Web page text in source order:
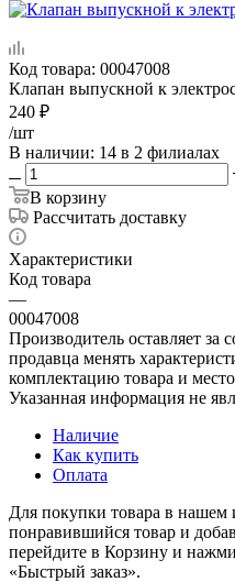
Код товара: 00047008
Клапан выпускной к
240 ₽
/шт
В наличии: 14 в 2 филиалах
В корзину
Рассчитать доставку
Характеристики
Код товара
—
00047008
Производитель оставляет за
продавца менять
комплектацию товара и
Указанная информация не
Наличие
Как купить
Оплата
Для покупки товара в нашем
понравившийся товар и
перейдите в Корзину и
«Быстрый заказ».